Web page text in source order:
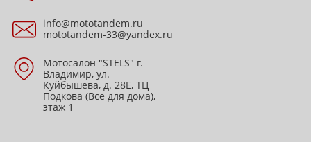
info@mototandem.ru
mototandem-33@yandex.ru
Мотосалон "STELS" г.
Владимир, ул.
Куйбышева, д. 28Е, ТЦ
Подкова (Все для дома),
этаж 1